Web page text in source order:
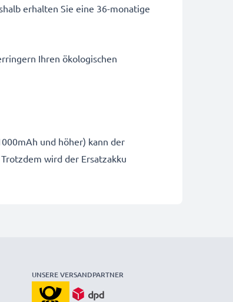
erhalten Sie eine 36-monatige
Ihren ökologischen
und höher) kann der
wird der Ersatzakku
UNSERE VERSANDPARTNER